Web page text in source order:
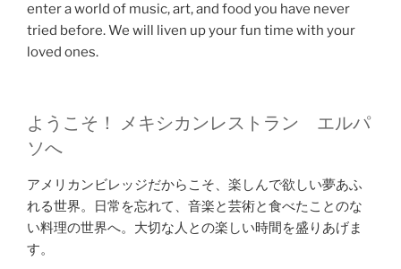
enter a world of music, art, and food you have never
tried before. We will liven up your fun time with your
loved ones.
ようこそ！ メキシカンレストラン エルパ
ソへ
アメリカンビレッジだからこそ、楽しんで欲しい夢あふ
れる世界。日常を忘れて、音楽と芸術と食べたことのな
い料理の世界へ。大切な人との楽しい時間を盛りあげま
す。